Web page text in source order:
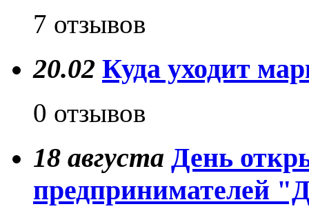
7 отзывов
20.02 Куда уходит
0 отзывов
18 августа День
предпринимателей